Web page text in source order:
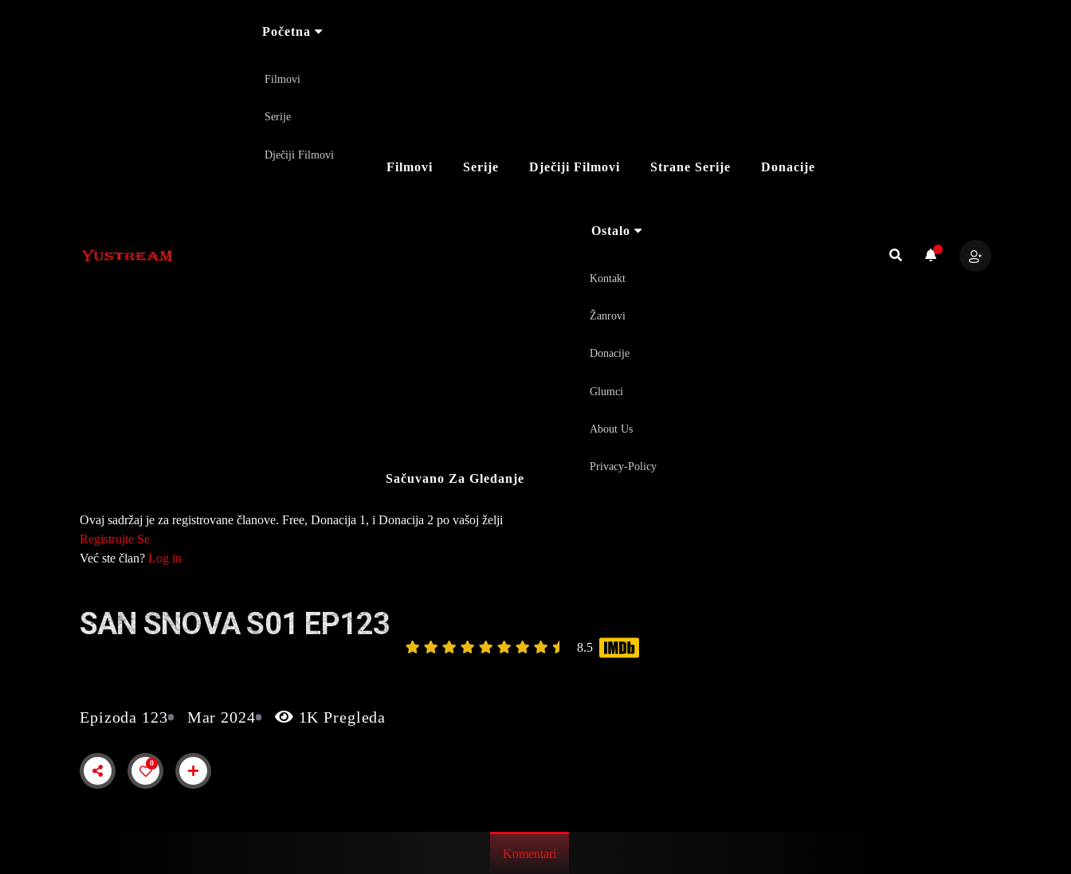
Početna
Filmovi
Serije
Dječiji Filmovi
Filmovi Serije Dječiji Filmovi Strane Serije Donacije
Sačuvano Za Gledanje
Ostalo
Kontakt
Žanrovi
Donacije
Glumci
About Us
Privacy-Policy
Ovaj sadržaj je za registrovane članove. Free, Donacija 1, i Donacija 2 po vašoj želji
Registrujte Se
Već ste član? Log in
SAN SNOVA S01 EP123
8.5
Epizoda 123 Mar 2024 1K Pregleda
0
Komentari